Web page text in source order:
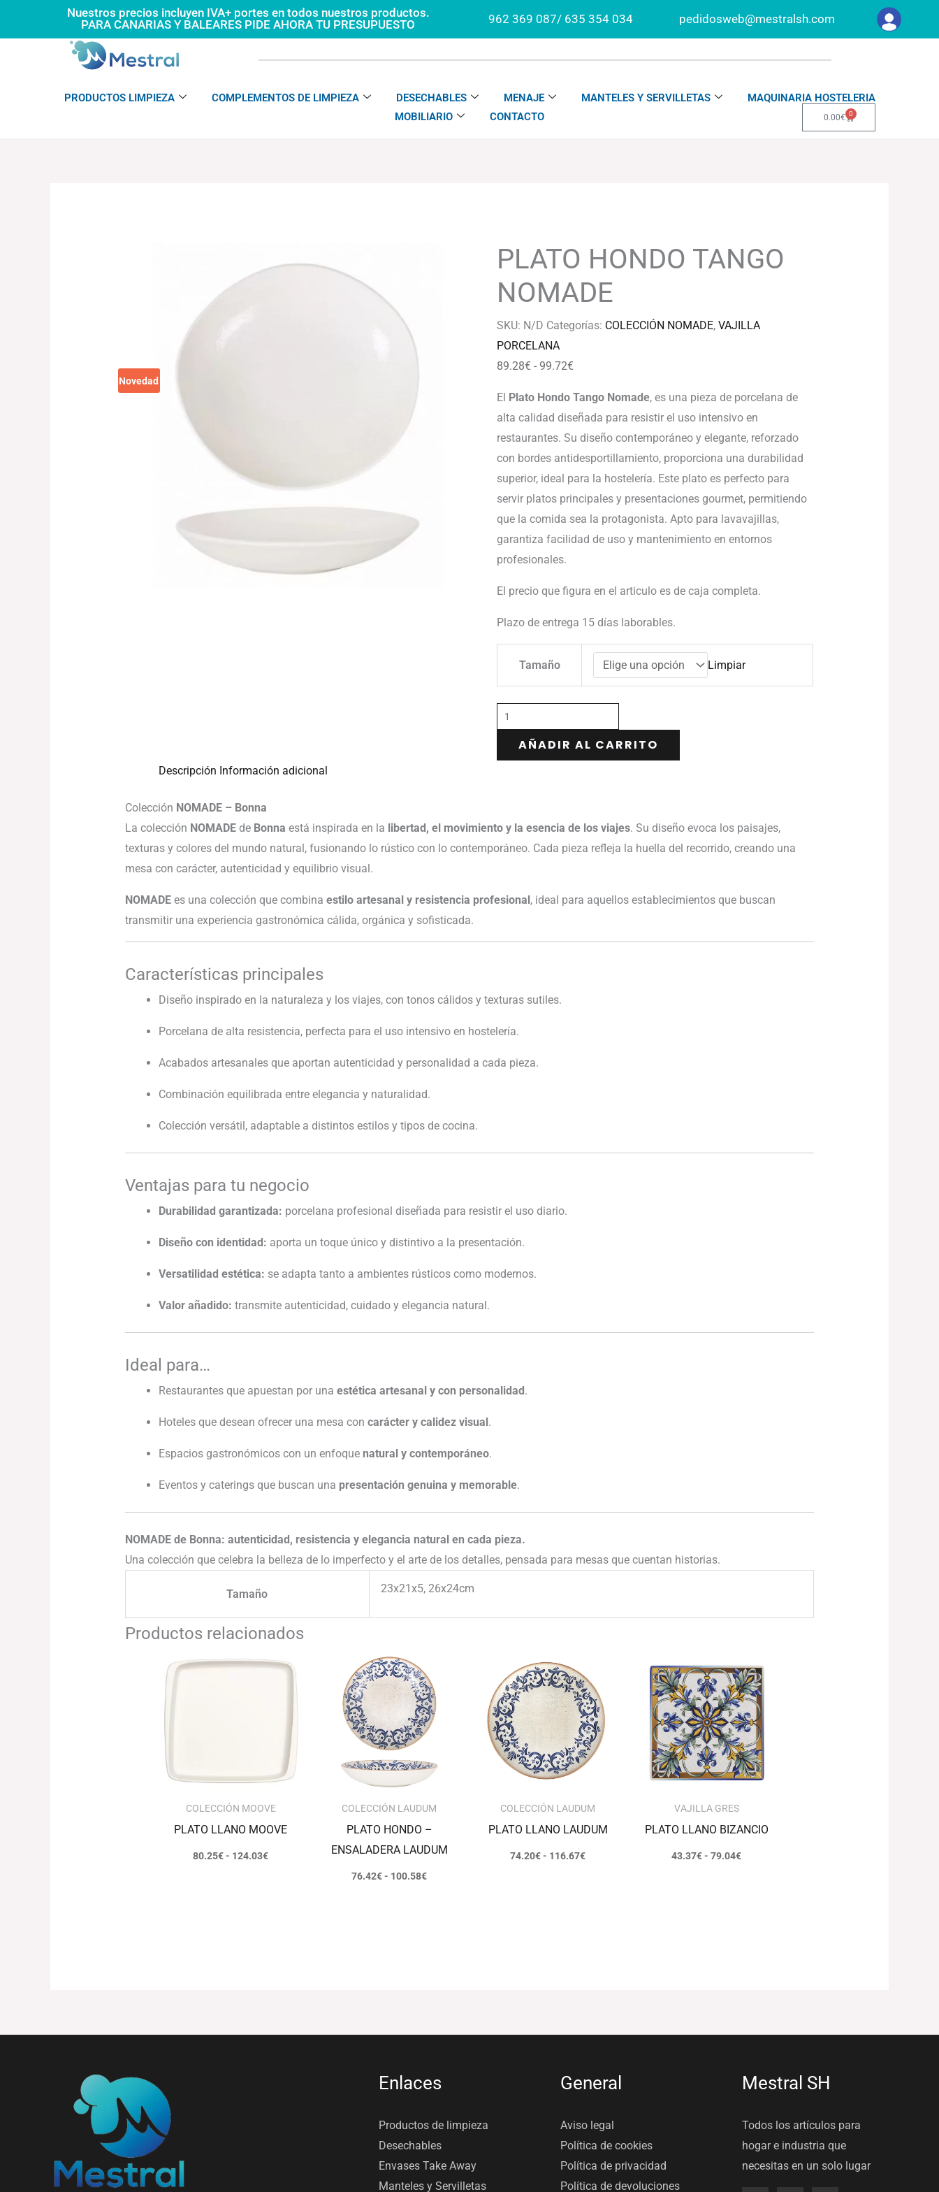
Nuestros precios incluyen IVA+ portes en todos nuestros productos.
PARA CANARIAS Y BALEARES PIDE AHORA TU PRESUPUESTO
962 369 087/ 635 354 034 pedidosweb@mestralsh.com
PRODUCTOS LIMPIEZA COMPLEMENTOS DE LIMPIEZA DESECHABLES MENAJE MANTELES Y SERVILLETAS
MAQUINARIA HOSTELERIA
MOBILIARIO
CONTACTO 0.00€ 0
Carrito
Novedad
PLATO HONDO TANGO
NOMADE
SKU: N/D Categorías: COLECCIÓN NOMADE,VAJILLA
PORCELANA
89.28€ - 99.72€
desde
hasta
El Plato Hondo Tango Nomade, es una pieza de porcelana de
alta calidad diseñada para resistir el uso intensivo en
restaurantes. Su diseño contemporáneo y elegante, reforzado
con bordes antidesportillamiento, proporciona una durabilidad
superior, ideal para la hostelería. Este plato es perfecto para
servir platos principales y presentaciones gourmet, permitiendo
que la comida sea la protagonista. Apto para lavavajillas,
garantiza facilidad de uso y mantenimiento en entornos
profesionales.
El precio que figura en el articulo es de caja completa.
Plazo de entrega 15 días laborables.
Tamaño Limpiar
NOMADE
AÑADIR AL CARRITO
Descripción Información adicional
Colección NOMADE – Bonna
La colección NOMADEde Bonna está inspirada en la libertad, el movimiento y la esencia de los viajes. Su diseño evoca los paisajes,
texturas y colores del mundo natural, fusionando lo rústico con lo contemporáneo. Cada pieza refleja la huella del recorrido, creando una
mesa con carácter, autenticidad y equilibrio visual.
NOMADEes una colección que combina estilo artesanal y resistencia profesional , ideal para aquellos establecimientos que buscan
transmitir una experiencia gastronómica cálida, orgánica y sofisticada.
Características principales
Diseño inspirado en la naturaleza y los viajes, con tonos cálidos y texturas sutiles.
Porcelana de alta resistencia, perfecta para el uso intensivo en hostelería.
Acabados artesanales que aportan autenticidad y personalidad a cada pieza.
Combinación equilibrada entre elegancia y naturalidad.
Colección versátil, adaptable a distintos estilos y tipos de cocina.
Ventajas para tu negocio
Durabilidad garantizada: porcelana profesional diseñada para resistir el uso diario.
Diseño con identidad: aporta un toque único y distintivo a la presentación.
Versatilidad estética: se adapta tanto a ambientes rústicos como modernos.
Valor añadido: transmite autenticidad, cuidado y elegancia natural.
Ideal para…
Restaurantes que apuestan por una estética artesanal y con personalidad .
Hoteles que desean ofrecer una mesa con carácter y calidez visual .
Espacios gastronómicos con un enfoque natural y contemporáneo.
Eventos y caterings que buscan una presentación genuina y memorable.
NOMADE de Bonna: autenticidad, resistencia y elegancia natural en cada pieza.
Una colección que celebra la belleza de lo imperfecto y el arte de los detalles, pensada para mesas que cuentan historias.
Tamaño 23x21x5, 26x24cm
Productos relacionados
COLECCIÓN MOOVE
PLATO LLANO MOOVE
80.25€- 124.03€
de
124.03€
COLECCIÓN LAUDUM
PLATO HONDO –
ENSALADERA LAUDUM
76.42€- 100.58€
precios:
desde
76.42€
hasta
100.58€
COLECCIÓN LAUDUM
PLATO LLANO LAUDUM
74.20€- 116.67€
precios:
desde
74.20€
hasta
116.67€
VAJILLA GRES
PLATO LLANO BIZANCIO
43.37€- 79.04€
de
precios:
desde
43.37€
hasta
79.04€
Enlaces
Productos de limpieza
Desechables
Envases Take Away
Manteles y Servilletas
General
Aviso legal
Política de cookies
Política de privacidad
Política de devoluciones
Mestral SH
Todos los artículos para
hogar e industria que
necesitas en un solo lugar